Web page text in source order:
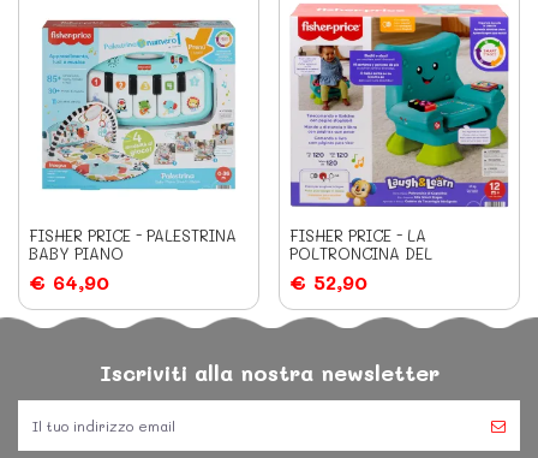
FISHER PRICE - PALESTRINA
BABY PIANO
€ 64,90
FISHER PRICE - LA
POLTRONCINA DEL
€ 52,90
Iscriviti alla nostra newsletter